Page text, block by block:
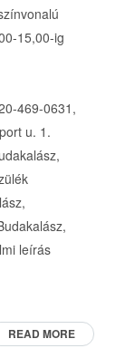
15,00-ig
469-0631,
u. 1.
leírás
READ MORE